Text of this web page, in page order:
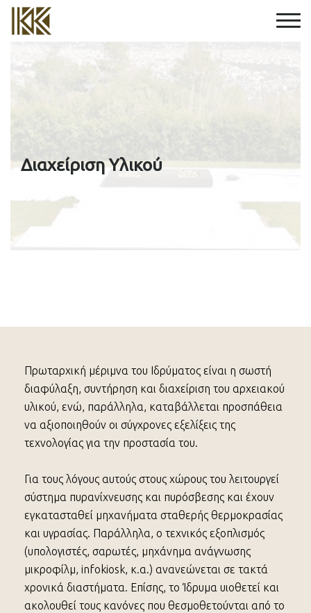
Διαχείριση Υλικού
Πρωταρχική μέριμνα του Ιδρύματος είναι η σωστή
διαφύλαξη, συντήρηση και διαχείριση του αρχειακού
υλικού, ενώ, παράλληλα, καταβάλλεται προσπάθεια
να αξιοποιηθούν οι σύγχρονες εξελίξεις της
τεχνολογίας για την προστασία του.
Για τους λόγους αυτούς στους χώρους του λειτουργεί
σύστημα πυρανίχνευσης και πυρόσβεσης και έχουν
εγκατασταθεί μηχανήματα σταθερής θερμοκρασίας
και υγρασίας. Παράλληλα, ο τεχνικός εξοπλισμός
(υπολογιστές, σαρωτές, μηχάνημα ανάγνωσης
μικροφίλμ, infokiosk, κ.α.) ανανεώνεται σε τακτά
χρονικά διαστήματα. Επίσης, το Ίδρυμα υιοθετεί και
ακολουθεί τους κανόνες που θεσμοθετούνται από το